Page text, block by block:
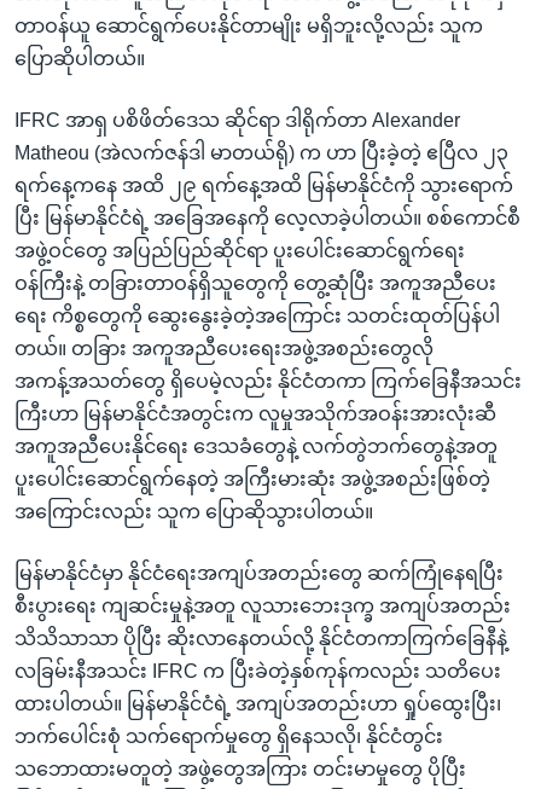
တာဝန်ယူ ဆောင်ရွက်ပေးနိုင်တာမျိုး မရှိဘူးလို့လည်း သူက
ပြောဆိုပါတယ်။
IFRC အာရှ ပစိဖိတ်ဒေသ ဆိုင်ရာ ဒါရိုက်တာ Alexander
Matheou (အဲလက်ဇန်ဒါ မာတယ်ရို) က ဟာ ပြီးခဲ့တဲ့ ဧပြီလ ၂၃
ရက်နေ့ကနေ အထိ ၂၉ ရက်နေ့အထိ မြန်မာနိုင်ငံကို သွားရောက်
ပြီး မြန်မာနိုင်ငံရဲ့ အခြေအနေကို လေ့လာခဲ့ပါတယ်။ စစ်ကောင်စီ
အဖွဲ့ဝင်တွေ အပြည်ပြည်ဆိုင်ရာ ပူးပေါင်းဆောင်ရွက်ရေး
ဝန်ကြီးနဲ့ တခြားတာဝန်ရှိသူတွေကို တွေ့ဆုံပြီး အကူအညီပေး
ရေး ကိစ္စတွေကို ဆွေးနွေးခဲ့တဲ့အကြောင်း သတင်းထုတ်ပြန်ပါ
တယ်။ တခြား အကူအညီပေးရေးအဖွဲ့အစည်းတွေလို
အကန့်အသတ်တွေ ရှိပေမဲ့လည်း နိုင်ငံတကာ ကြက်ခြေနီအသင်း
ကြီးဟာ မြန်မာနိုင်ငံအတွင်းက လူမှုအသိုက်အဝန်းအားလုံးဆီ
အကူအညီပေးနိုင်ရေး ဒေသခံတွေနဲ့ လက်တွဲဘက်တွေနဲ့အတူ
ပူးပေါင်းဆောင်ရွက်နေတဲ့ အကြီးမားဆုံး အဖွဲ့အစည်းဖြစ်တဲ့
အကြောင်းလည်း သူက ပြောဆိုသွားပါတယ်။
မြန်မာနိုင်ငံမှာ နိုင်ငံရေးအကျပ်အတည်းတွေ ဆက်ကြုံနေရပြီး
စီးပွားရေး ကျဆင်းမှုနဲ့အတူ လူသားဘေးဒုက္ခ အကျပ်အတည်း
သိသိသာသာ ပိုပြီး ဆိုးလာနေတယ်လို့ နိုင်ငံတကာကြက်ခြေနီနဲ့
လခြမ်းနီအသင်း IFRC က ပြီးခဲတဲ့နှစ်ကုန်ကလည်း သတိပေး
ထားပါတယ်။ မြန်မာနိုင်ငံရဲ့ အကျပ်အတည်းဟာ ရှုပ်ထွေးပြီး၊
ဘက်ပေါင်းစုံ သက်ရောက်မှုတွေ ရှိနေသလို၊ နိုင်ငံတွင်း
သဘောထားမတူတဲ့ အဖွဲ့တွေအကြား တင်းမာမှုတွေ ပိုပြီး